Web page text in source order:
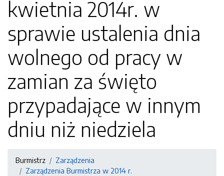
kwietnia 2014r. w
sprawie ustalenia dnia
wolnego od pracy w
zamian za święto
przypadające w innym
dniu niż niedziela
Burmistrz
Zarządzenia
Zarządzenia Burmistrza w 2014 r.